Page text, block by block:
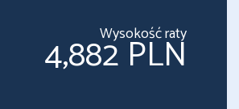
Wysokość raty
4,882 PLN